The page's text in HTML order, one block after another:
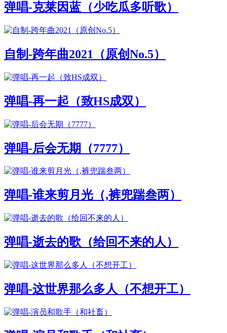
弹唱-克莱因蓝（少吃瓜多听歌）
自制-跨年曲2021（原创No.5）
弹唱-再一起（致HS成双）
弹唱-后会无期（7777）
弹唱-谁来剪月光（,裤兜踹叁两）
弹唱-逝去的歌（给回不来的人）
弹唱-这世界那么多人（不想开工）